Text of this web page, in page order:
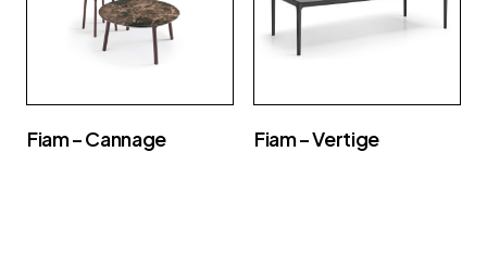
Fiam – Cannage Fiam – Vertige